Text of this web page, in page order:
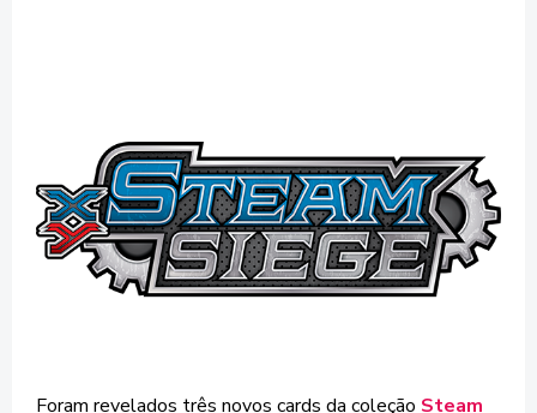
Foram revelados três novos cards da coleção Steam